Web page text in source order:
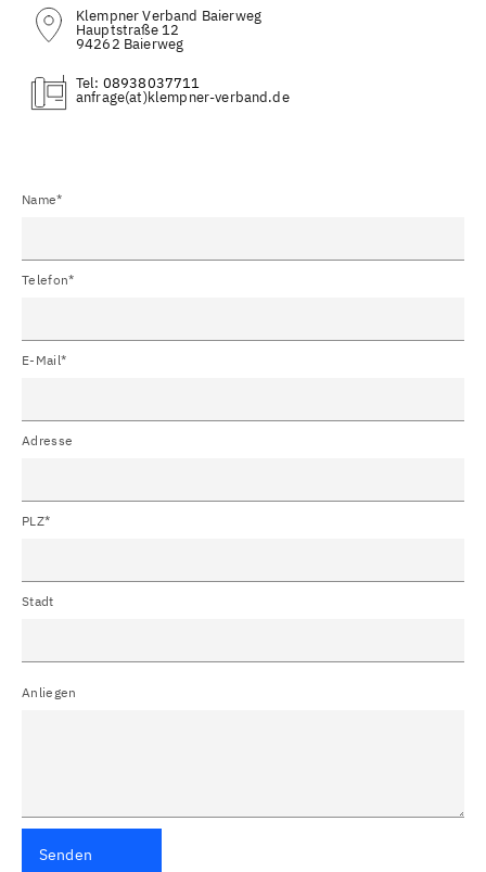
Klempner Verband Baierweg
Hauptstraße 12
94262 Baierweg
Tel: 08938037711
(at)
Name*
Telefon*
E-Mail*
Adresse
PLZ*
Stadt
Anliegen
Senden